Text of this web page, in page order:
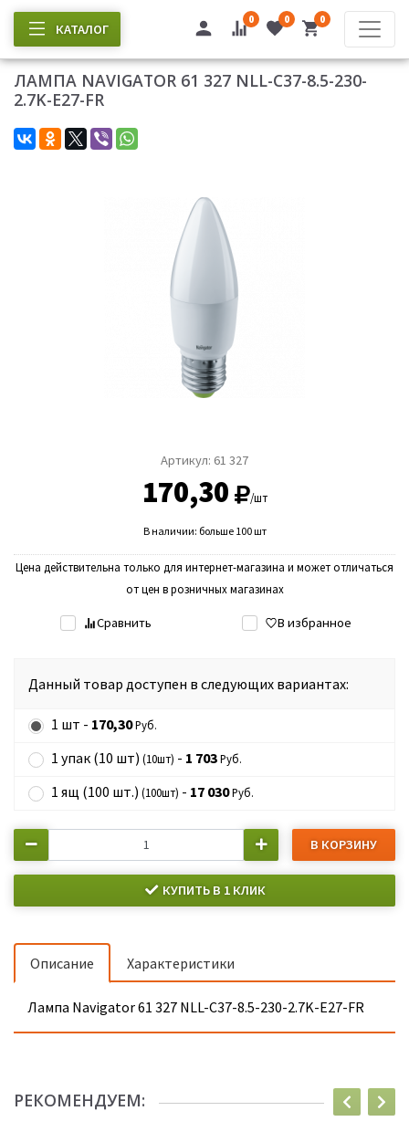
КАТАЛОГ
0 0 0
ЛАМПА NAVIGATOR 61 327 NLL-C37-8.5-230-
2.7K-E27-FR
Артикул: 61 327
170,30 /шт
В наличии: больше 100 шт
Цена действительна только для интернет-магазина и может отличаться
от цен в розничных магазинах
Сравнить В избранное
Данный товар доступен в следующих вариантах:
1 шт - 170,30Руб.
1 упак (10 шт) (10шт) - 1 703Руб.
1 ящ (100 шт.) (100шт) - 17 030Руб.
В КОРЗИНУ
КУПИТЬ В 1 КЛИК
Описание Характеристики
Лампа Navigator 61 327 NLL-C37-8.5-230-2.7K-E27-FR
РЕКОМЕНДУЕМ: